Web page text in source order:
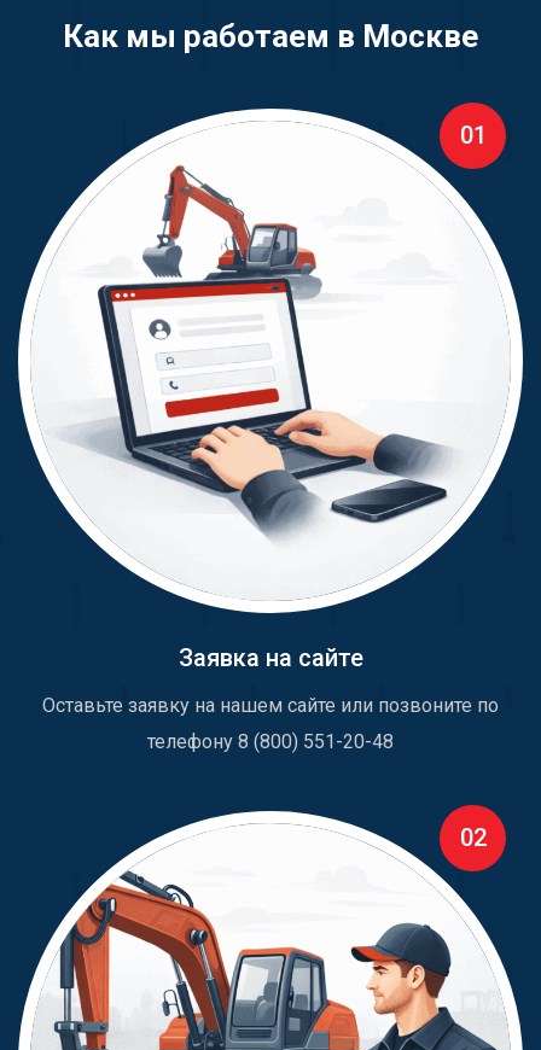
Как мы работаем в Москве
01
Заявка на сайте
Оставьте заявку на нашем сайте или позвоните по
телефону 8 (800) 551-20-48
02